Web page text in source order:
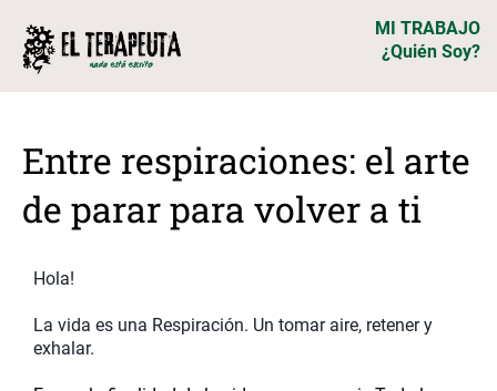
MI TRABAJO
¿Quién Soy?
Entre respiraciones: el arte
de parar para volver a ti
Hola!
La vida es una Respiración. Un tomar aire, retener y
exhalar.